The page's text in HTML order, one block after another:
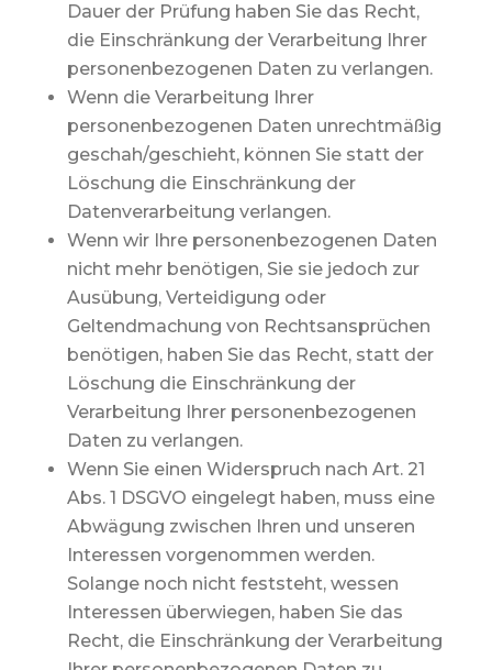
Dauer der Prüfung haben Sie das Recht,
die Einschränkung der Verarbeitung Ihrer
personenbezogenen Daten zu verlangen.
Wenn die Verarbeitung Ihrer
personenbezogenen Daten unrechtmäßig
geschah/geschieht, können Sie statt der
Löschung die Einschränkung der
Datenverarbeitung verlangen.
Wenn wir Ihre personenbezogenen Daten
nicht mehr benötigen, Sie sie jedoch zur
Ausübung, Verteidigung oder
Geltendmachung von Rechtsansprüchen
benötigen, haben Sie das Recht, statt der
Löschung die Einschränkung der
Verarbeitung Ihrer personenbezogenen
Daten zu verlangen.
Wenn Sie einen Widerspruch nach Art. 21
Abs. 1 DSGVO eingelegt haben, muss eine
Abwägung zwischen Ihren und unseren
Interessen vorgenommen werden.
Solange noch nicht feststeht, wessen
Interessen überwiegen, haben Sie das
Recht, die Einschränkung der Verarbeitung